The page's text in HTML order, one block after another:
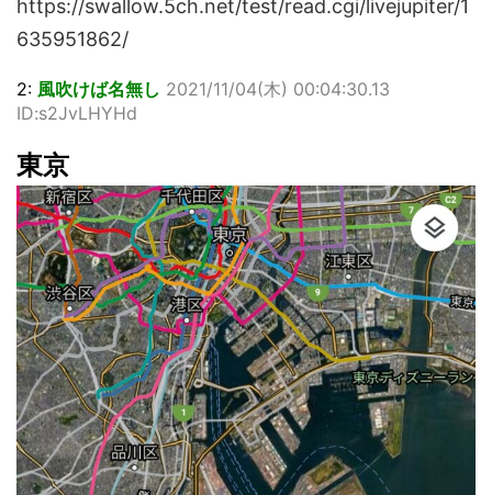
https://swallow.5ch.net/test/read.cgi/livejupiter/1
635951862/
2: 風吹けば名無し 2021/11/04(木) 00:04:30.13
ID:s2JvLHYHd
東京